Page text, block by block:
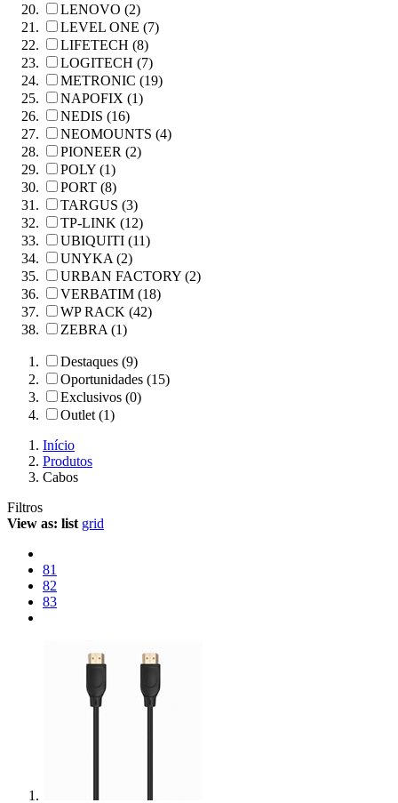
LENOVO (2)
LEVEL ONE (7)
LIFETECH (8)
LOGITECH (7)
METRONIC (19)
NAPOFIX (1)
NEDIS (16)
NEOMOUNTS (4)
PIONEER (2)
POLY (1)
PORT (8)
TARGUS (3)
TP-LINK (12)
UBIQUITI (11)
UNYKA (2)
URBAN FACTORY (2)
VERBATIM (18)
WP RACK (42)
ZEBRA (1)
Destaques (9)
Oportunidades (15)
Exclusivos (0)
Outlet (1)
Início
Produtos
Cabos
Filtros
View as: list grid
81
82
83